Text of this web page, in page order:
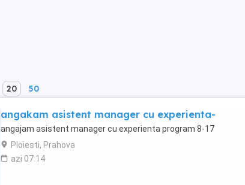
20 50
angakam asistent manager cu experienta-
angajam asistent manager cu experienta program 8-17
Ploiesti, Prahova
azi 07:14